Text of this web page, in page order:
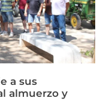
a sus
almuerzo y